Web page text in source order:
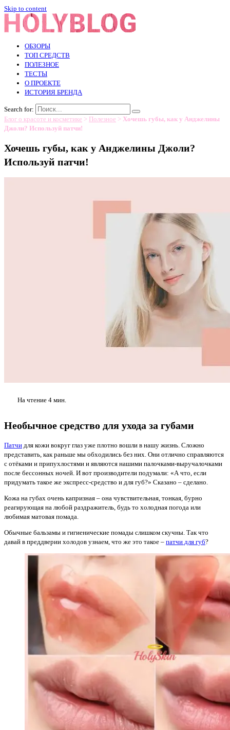
Skip to content
ОБЗОРЫ
ТОП СРЕДСТВ
ПОЛЕЗНОЕ
ТЕСТЫ
О ПРОЕКТЕ
ИСТОРИЯ БРЕНДА
Search for:
Блог о красоте и косметике > Полезное > Хочешь губы, как у Анджелины
Джоли? Используй патчи!
Хочешь губы, как у Анджелины Джоли?
Используй патчи!
На чтение 4 мин.
Необычное средство для ухода за губами
Патчи для кожи вокруг глаз уже плотно вошли в нашу жизнь. Сложно
представить, как раньше мы обходились без них. Они отлично справляются
с отёками и припухлостями и являются нашими палочками-выручалочками
после бессонных ночей. И вот производители подумали: «А что, если
придумать такое же экспресс-средство и для губ?» Сказано – сделано.
Кожа на губах очень капризная – она чувствительная, тонкая, бурно
реагирующая на любой раздражитель, будь то холодная погода или
любимая матовая помада.
Обычные бальзамы и гигиенические помады слишком скучны. Так что
давай в преддверии холодов узнаем, что же это такое – патчи для губ?